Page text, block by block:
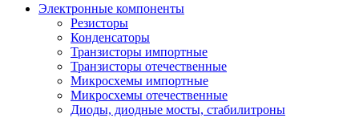
Электронные компоненты
Резисторы
Конденсаторы
Транзисторы импортные
Транзисторы отечественные
Микросхемы импортные
Микросхемы отечественные
Диоды, диодные мосты, стабилитроны